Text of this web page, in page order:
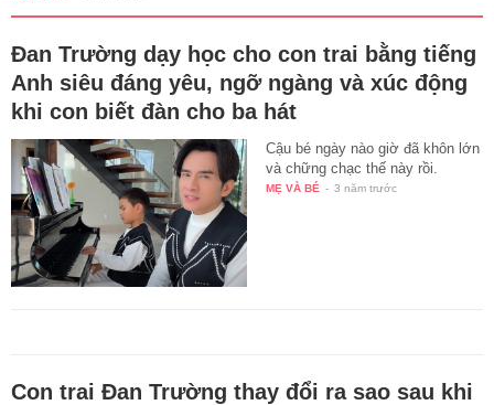
Đan Trường dạy học cho con trai bằng tiếng
Anh siêu đáng yêu, ngỡ ngàng và xúc động
khi con biết đàn cho ba hát
Cậu bé ngày nào giờ đã khôn lớn
và chững chạc thế này rồi.
MẸ VÀ BÉ - 3 năm trước
Con trai Đan Trường thay đổi ra sao sau khi